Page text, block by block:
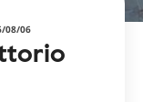
08/06